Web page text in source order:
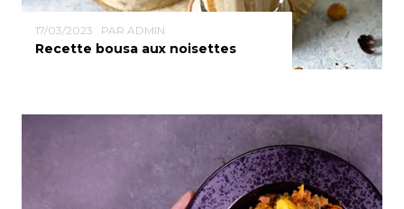
17/03/2023 PAR ADMIN
Recette bousa aux noisettes